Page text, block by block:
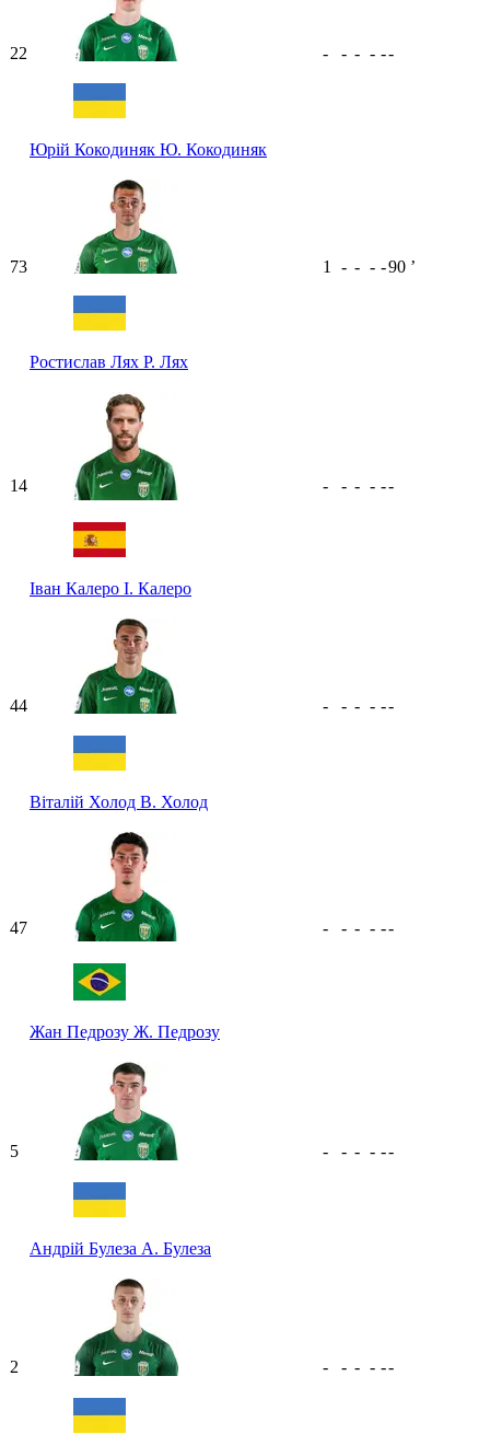
22
Юрій Кокодиняк Ю. Кокодиняк
- - - - --
73
Ростислав Лях Р. Лях
1 - - - -90 ʼ
14
Іван Калеро І. Калеро
- - - - --
44
Віталій Холод В. Холод
- - - - --
47
Жан Педрозу Ж. Педрозу
- - - - --
5
Андрій Булеза А. Булеза
- - - - --
2 - - - - --